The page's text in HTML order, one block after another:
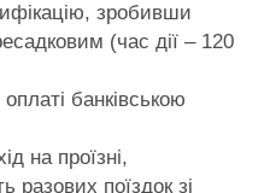
зробивши
(час дії – 120
банківською
на проїзні,
разових поїздок зі